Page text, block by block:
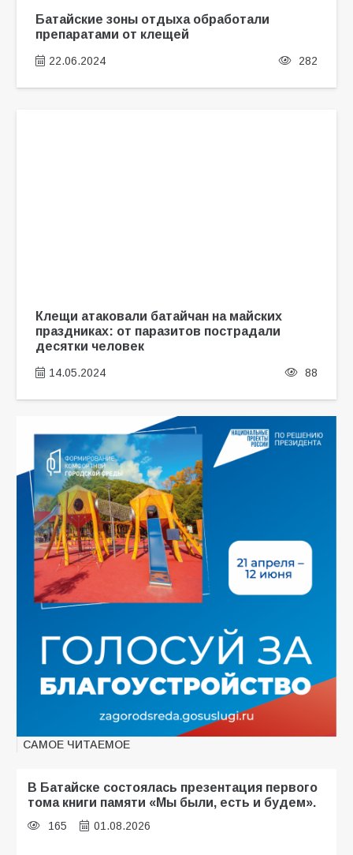
Батайские зоны отдыха обработали
препаратами от клещей
22.06.2024 282
Клещи атаковали батайчан на майских
праздниках: от паразитов пострадали
десятки человек
14.05.2024 88
САМОЕ ЧИТАЕМОЕ
В Батайске состоялась презентация первого
тома книги памяти «Мы были, есть и будем».
165 01.08.2026